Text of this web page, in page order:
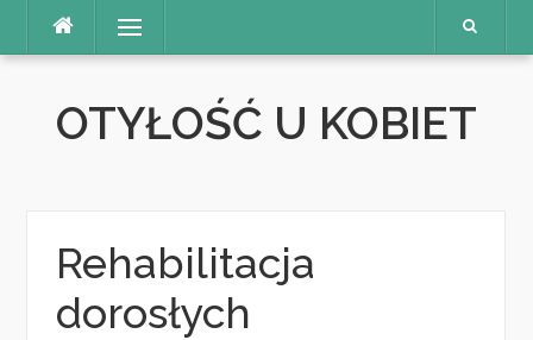
content
Menu
OTYŁOŚĆ U KOBIET
Rehabilitacja
dorosłych